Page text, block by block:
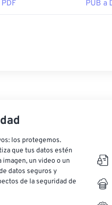
PUB a
los protegemos.
que tus datos estén
un video o un
datos seguros y
de la seguridad de